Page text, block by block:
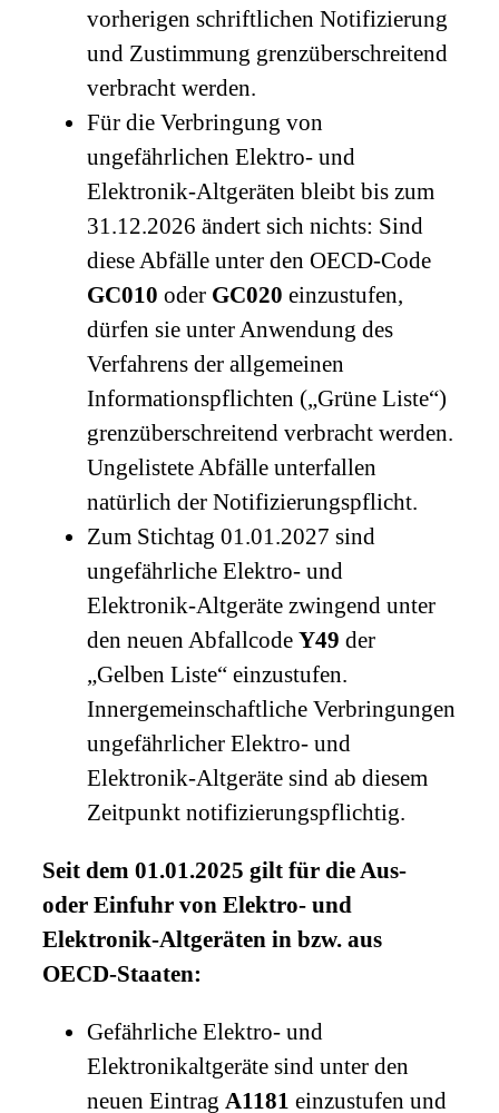
vorherigen schriftlichen Notifizierung
und Zustimmung grenzüberschreitend
verbracht werden.
Für die Verbringung von
ungefährlichen Elektro- und
Elektronik-Altgeräten bleibt bis zum
31.12.2026 ändert sich nichts: Sind
diese Abfälle unter den OECD-Code
GC010 oder GC020 einzustufen,
dürfen sie unter Anwendung des
Verfahrens der allgemeinen
Informationspflichten („Grüne Liste“)
grenzüberschreitend verbracht werden.
Ungelistete Abfälle unterfallen
natürlich der Notifizierungspflicht.
Zum Stichtag 01.01.2027 sind
ungefährliche Elektro- und
Elektronik-Altgeräte zwingend unter
den neuen Abfallcode Y49 der
„Gelben Liste“ einzustufen.
Innergemeinschaftliche Verbringungen
ungefährlicher Elektro- und
Elektronik-Altgeräte sind ab diesem
Zeitpunkt notifizierungspflichtig.
Seit dem 01.01.2025 gilt für die Aus-
oder Einfuhr von Elektro- und
Elektronik-Altgeräten in bzw. aus
OECD-Staaten:
Gefährliche Elektro- und
Elektronikaltgeräte sind unter den
neuen Eintrag A1181 einzustufen und